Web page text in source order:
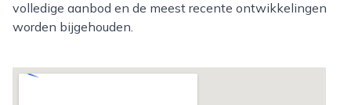
volledige aanbod en de meest recente ontwikkelingen
worden bijgehouden.